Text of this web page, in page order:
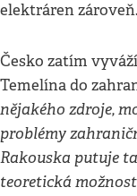
elektráren zároveň.
Česko zatím
Temelína do
nějakého zdroje,
problémy
Rakouska putuje
teoretická možnost